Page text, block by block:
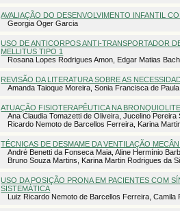
AVALIAÇÃO DO DESENVOLVIMENTO INFANTIL
Georgia Oger Garcia
USO DE ANTICORPOS ANTI-TRANSPORTADOR
MELLITUS TIPO 1
Rosana Lopes Rodrigues Amon, Edgar Matias
REVISÃO DA LITERATURA SOBRE AS
Amanda Taioque Moreira, Sonia Francisca de
ATUAÇÃO FISIOTERAPÊUTICA NA
Ana Claudia Tomazetti de Oliveira, Jucelino
Ricardo Nemoto de Barcellos Ferreira, Karina
TÉCNICAS DE DESMAME DA VENTILAÇÃO
André Benetti da Fonseca Maia, Aline Hermínio
Bruno Souza Martins, Karina Martin Rodrigues da
USO DA POSIÇÃO PRONA EM PACIENTES COM
SISTEMÁTICA
Luiz Ricardo Nemoto de Barcellos Ferreira,